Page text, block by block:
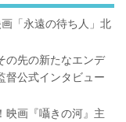
「永遠の待ち人」北
の先の新たなエンデ
督公式インタビュー
映画『囁きの河』主